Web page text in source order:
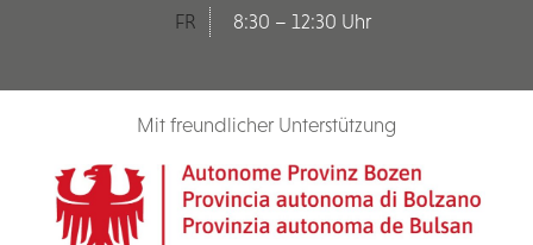
FR
8:30 – 12:30 Uhr
Mit freundlicher Unterstützung